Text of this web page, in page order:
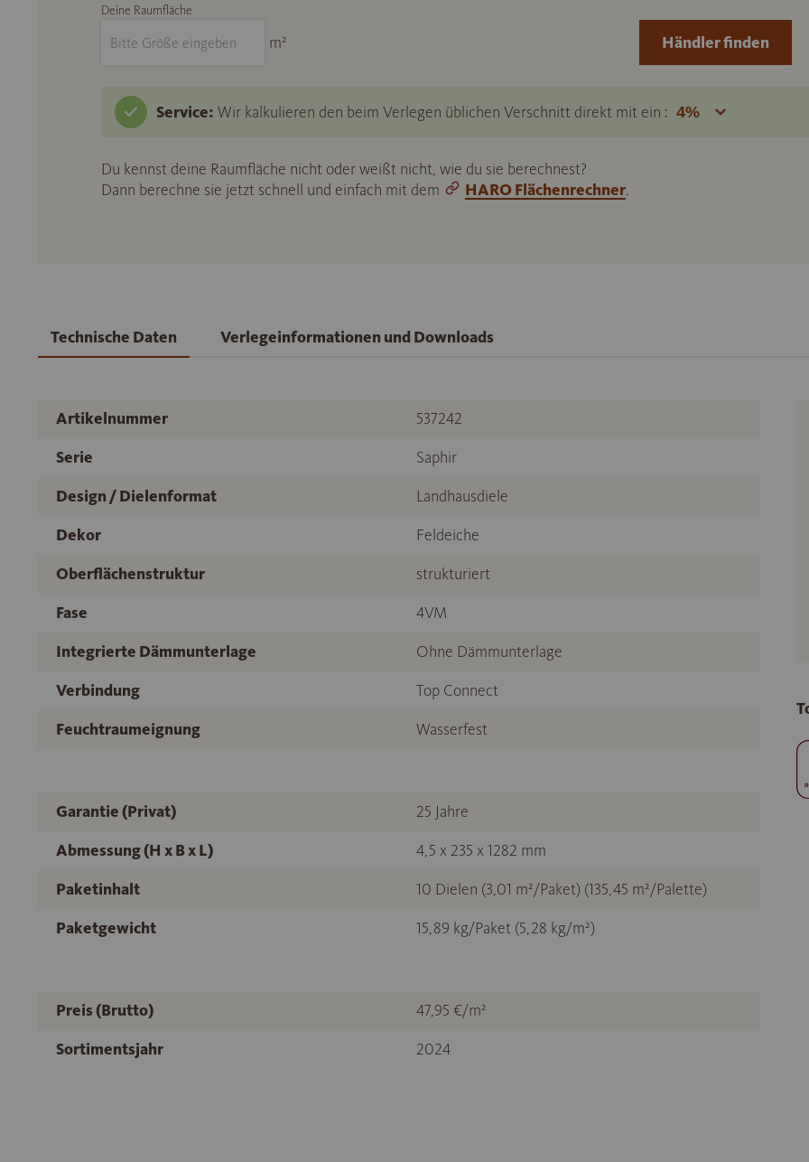
Deine Raumfläche
m²
Service: Wir kalkulieren den beim Verlegen üblichen Verschnitt direkt mit ein :
Du kennst deine Raumfläche nicht oder weißt nicht, wie du sie berechnest?
Dann berechne sie jetzt schnell und einfach mit dem
HARO Flächenrechner.
Händler finden
Technische Daten Verlegeinformationen und Downloads
Artikelnummer
537242
Serie
Saphir
Design / Dielenformat
Landhausdiele
Dekor
Feldeiche
Oberflächenstruktur
strukturiert
Fase
4VM
Integrierte Dämmunterlage
Ohne Dämmunterlage
Verbindung
Top Connect
Feuchtraumeignung
Wasserfest
Garantie (Privat)
25 Jahre
Abmessung (H x B x L)
4,5 x 235 x 1282 mm
Paketinhalt
10 Dielen (3,01 m²/Paket) (135,45 m²/Palette)
Paketgewicht
15,89 kg/Paket (5,28 kg/m²)
Preis (Brutto)
47,95 €/m²
Sortimentsjahr
2024